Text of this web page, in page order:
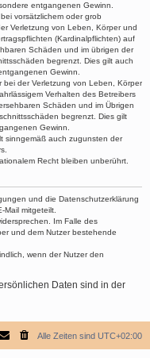
entgangenen Gewinn.
vorsätzlichem oder grob
Verletzung von Leben, Körper und
(Kardinalpflichten) auf
Schäden und im übrigen der
begrenzt. Dies gilt auch
Gewinn.
der Verletzung von Leben, Körper
Verhalten des Betreibers
Schäden und im Übrigen
begrenzt. Dies gilt
Gewinn.
sinngemäß auch zugunsten der
Recht bleiben unberührt.
und die Datenschutzerklärung
mitgeteilt.
Im Falle des
und dem Nutzer bestehende
wenn der Nutzer den
Daten sind in der
Alle Zeiten sind UTC+02:00